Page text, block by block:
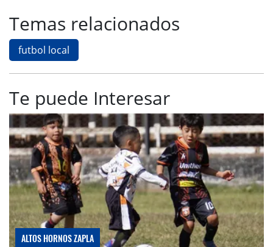
Temas relacionados
futbol local
Te puede Interesar
ALTOS HORNOS ZAPLA